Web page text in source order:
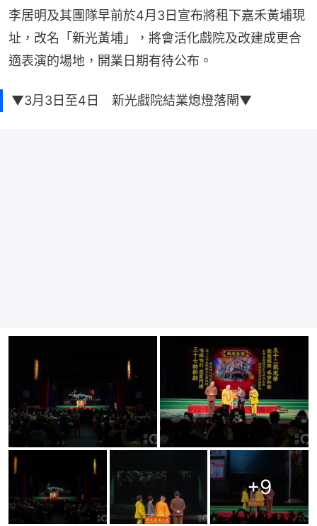
李居明及其團隊早前於4月3日宣布將租下嘉禾黃埔現
址，改名「新光黃埔」，將會活化戲院及改建成更合
適表演的場地，開業日期有待公布。
▼3月3日至4日 新光戲院結業熄燈落閘▼
+9